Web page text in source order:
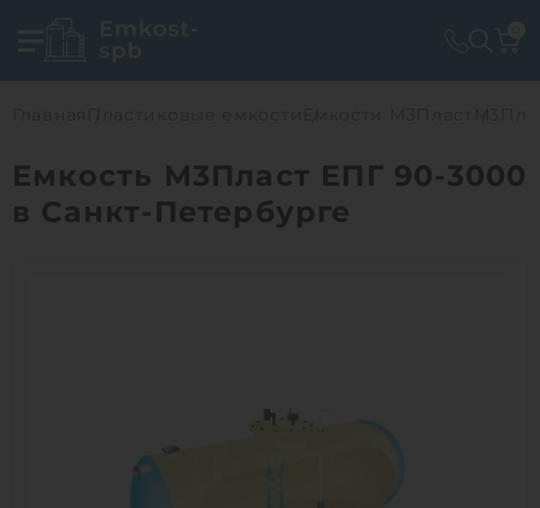
Емкость М3Пласт ЕПГ 90-3000
в Санкт-Петербурге